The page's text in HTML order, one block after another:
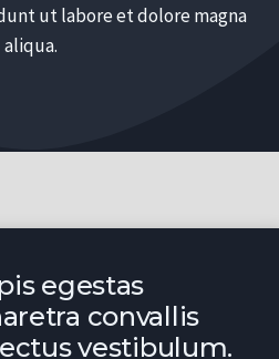
ut labore et dolore magna
aliqua.
egestas
convallis
vestibulum.